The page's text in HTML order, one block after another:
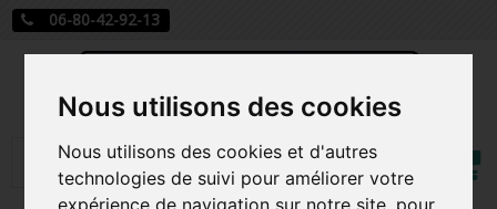
Nous utilisons des cookies
Nous utilisons des cookies et d'autres
technologies de suivi pour améliorer votre
06-80-42-92-13
Rechercher
Mon